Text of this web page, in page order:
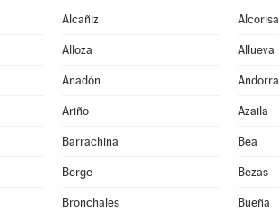
Alcañiz Alcorisa
Alloza Allueva
Anadón Andorra
Ariño Azaila
Barrachina Bea
Berge Bezas
Bronchales Bueña